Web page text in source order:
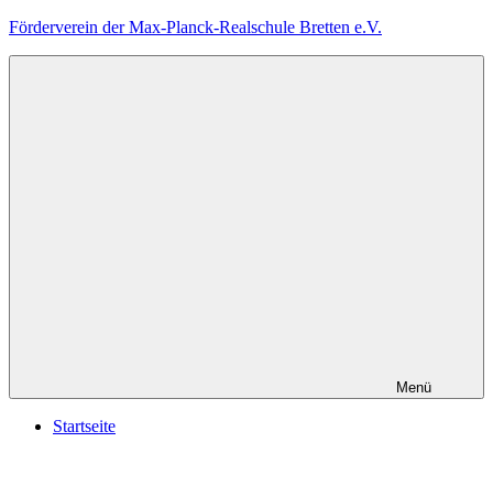
Zum
Förderverein der Max-Planck-Realschule Bretten e.V.
Menü
Startseite